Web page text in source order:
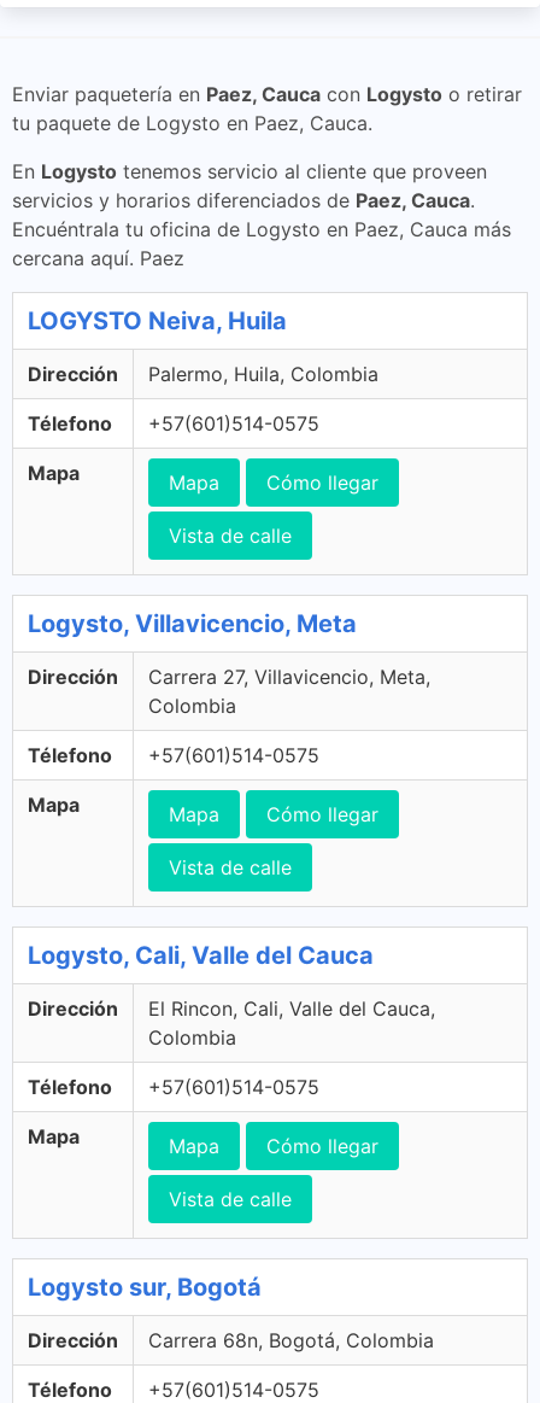
Enviar paquetería en Paez, Cauca con Logysto o retirar
tu paquete de Logysto en Paez, Cauca.
En Logysto tenemos servicio al cliente que proveen
servicios y horarios diferenciados de Paez, Cauca.
Encuéntrala tu oficina de Logysto en Paez, Cauca más
cercana aquí. Paez
LOGYSTO Neiva, Huila
Dirección Palermo, Huila, Colombia
Télefono +57(601)514-0575
Mapa Mapa Cómo llegar
Vista de calle
Logysto, Villavicencio, Meta
Dirección
Carrera 27, Villavicencio, Meta,
Colombia
Télefono +57(601)514-0575
Mapa Mapa Cómo llegar
Vista de calle
Logysto, Cali, Valle del Cauca
Dirección
El Rincon, Cali, Valle del Cauca,
Colombia
Télefono +57(601)514-0575
Mapa Mapa Cómo llegar
Vista de calle
Logysto sur, Bogotá
Dirección Carrera 68n, Bogotá, Colombia
Télefono +57(601)514-0575